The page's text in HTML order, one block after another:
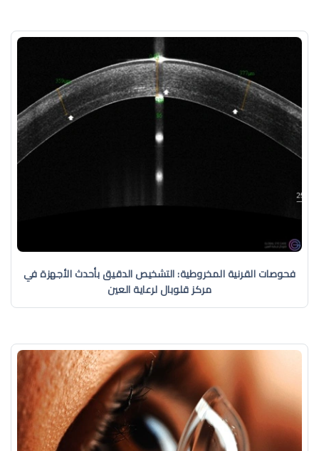
فحوصات القرنية المخروطية: التشخيص الدقيق بأحدث الأجهزة في
مركز قلوبال لرعاية العين